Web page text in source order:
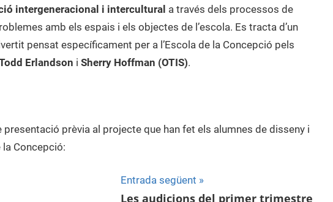
intergeneracional i intercultural a través dels processos de
amb els espais i els objectes de l’escola. Es tracta d’un
pensat específicament per a l’Escola de la Concepció pels
Erlandson i Sherry Hoffman (OTIS).
prèvia al projecte que han fet els alumnes de disseny i
la Concepció:
Entrada següent
Les audicions del primer trimestre